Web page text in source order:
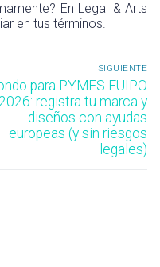
En Legal & Arts
en tus términos.
SIGUIENTE
para PYMES EUIPO
2026: registra tu marca y
diseños con ayudas
europeas (y sin riesgos
legales)